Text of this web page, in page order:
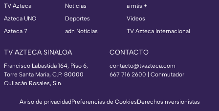
TV Azteca
Azteca UNO
Azteca 7
Noticias
Deportes
adn Noticias
a más +
Videos
TV Azteca Internacional
TV AZTECA SINALOA
Francisco Labastida 164, Piso 6,
Torre Santa María, C.P. 80000
Culiacán Rosales, Sin.
CONTACTO
contacto@tvazteca.com
667 716 2600 | Conmutador
Aviso de privacidadPreferencias de CookiesDerechosInversionistas